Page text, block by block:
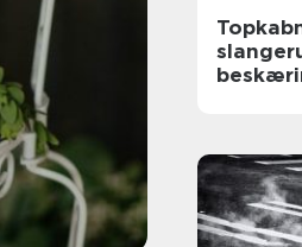
slangerup